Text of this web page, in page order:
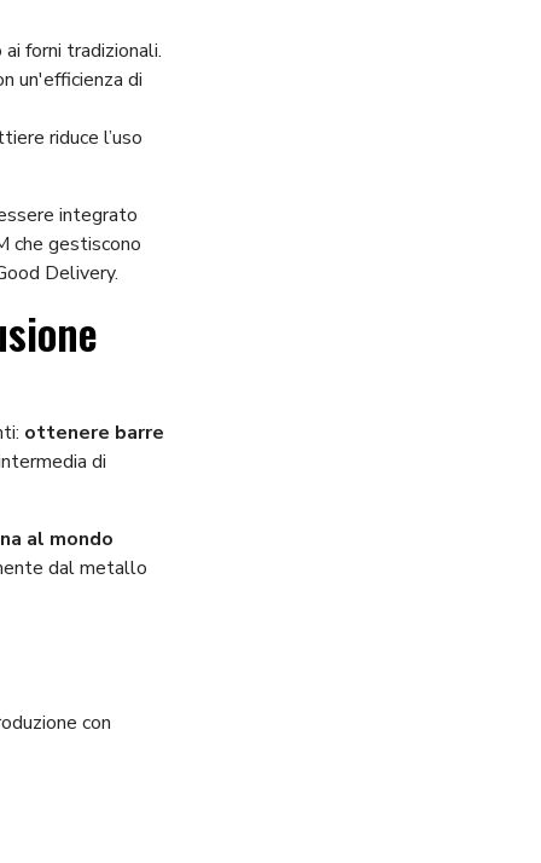
forni tradizionali.
un'efficienza di
riduce l’uso
integrato
che gestiscono
Delivery.
ottenere barre
di
al mondo
dal metallo
con